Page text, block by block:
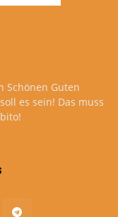
Schönen Guten
es sein! Das muss